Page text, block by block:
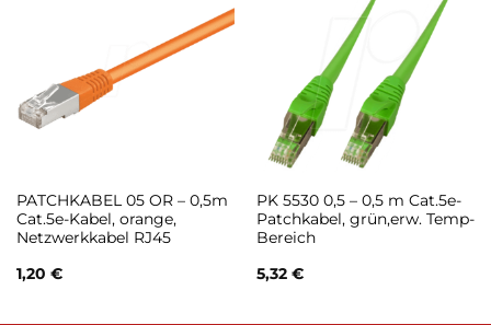
PATCHKABEL 05 OR – 0,5m
Cat.5e-Kabel, orange,
Netzwerkkabel RJ45
1,20 €
PK 5530 0,5 – 0,5 m Cat.5e-
Patchkabel, grün,erw. Temp-
Bereich
5,32 €